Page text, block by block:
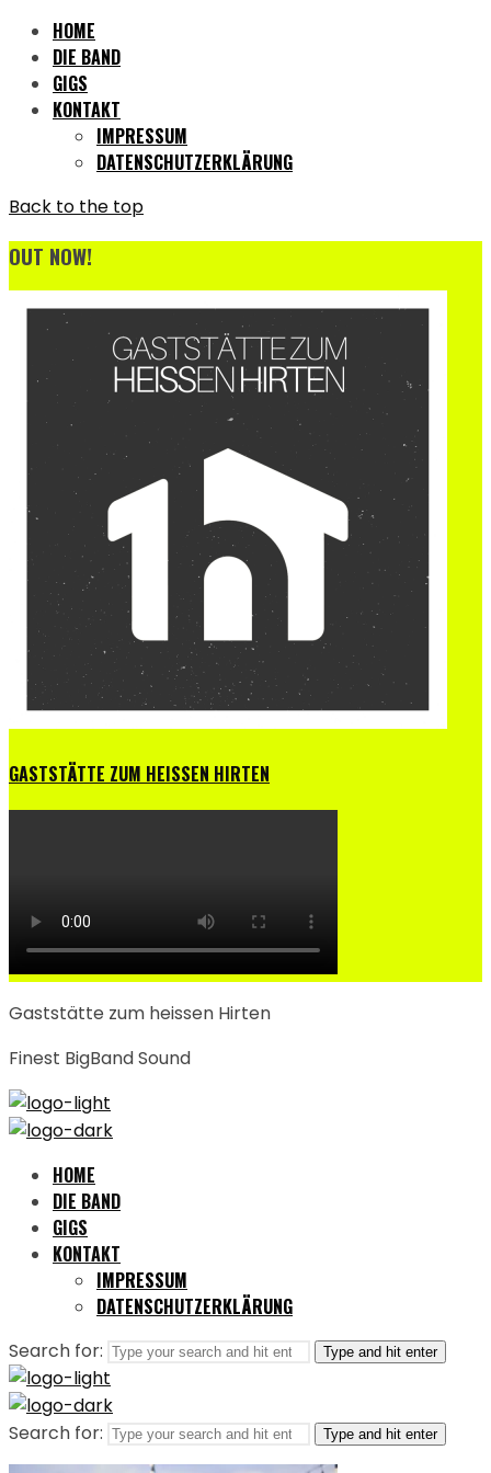
HOME
DIE BAND
GIGS
KONTAKT
IMPRESSUM
DATENSCHUTZERKLÄRUNG
Back to the top
OUT NOW!
GASTSTÄTTE ZUM HEISSEN HIRTEN
Gaststätte zum heissen Hirten
Finest BigBand Sound
HOME
DIE BAND
GIGS
KONTAKT
IMPRESSUM
DATENSCHUTZERKLÄRUNG
Search for: Type and hit enter
Search for: Type and hit enter